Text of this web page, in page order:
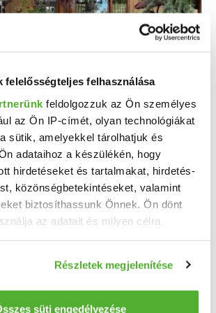
felelősségteljes felhasználása
feldolgozzuk az Ön személyes
az Ön IP-címét, olyan technológiákat
sütik, amelyekkel tárolhatjuk és
adataihoz a készülékén, hogy
hirdetéseket és tartalmakat, hirdetés-
közönségbetekintéseket, valamint
biztosíthassunk Önnek. Ön dönt
az adatait és milyen célra.
az Ön földrajzi elhelyezkedéséről
beazonosítása annak konkrét
Részletek megjelenítése
süti engedélyezése
916 667 Ft/m 2
Eladó ikerház
Bővíthető ikerházfél Piliscsaba központjában, saját kerttel! Piliscsaba központjában ...
60 m telekméret: 254 m²